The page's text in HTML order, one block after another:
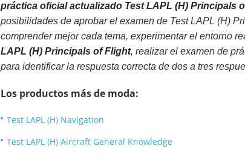
práctica oficial actualizado Test LAPL (H) Principals
posibilidades de aprobar el examen de Test LAPL (H)
comprender mejor cada tema, experimentar el entorno
LAPL (H) Principals of Flight, realizar el examen de
para identificar la respuesta correcta de dos a tres
Los productos más de moda:
Test LAPL (H) Navigation
Test LAPL (H) Aircraft General Knowledge